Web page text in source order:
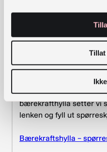
Tillat
RESSURSØkonomisk
Ønsker du å bidra med
bærekrafthylla setter vi
lenken og fyll ut
Bærekraftshylla –